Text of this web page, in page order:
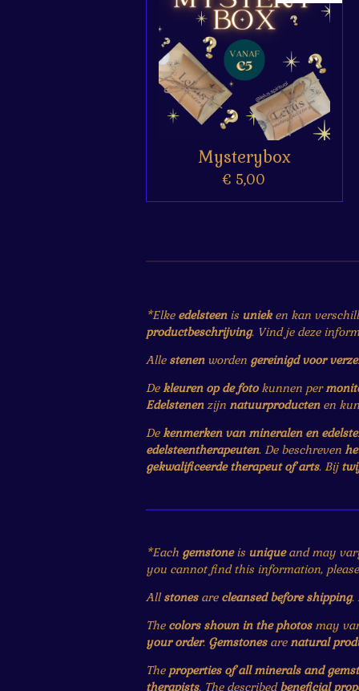
Mysterybox
€ 5,00
*Elke edelsteenis unieken kan
productbeschrijving. Vind je deze
Alle stenenworden gereinigd voor
Dekleuren op de fotokunnen per
Edelstenenzijn natuurproductenen
Dekenmerken van mineralen en
edelsteentherapeuten. De beschreven
gekwalificeerde therapeut of arts. Bij
*Each gemstoneis uniqueand may
you cannot find this information, please
Allstonesare cleansed before shipping.
The colors shown in the photosmay
your order. Gemstonesarenatural
The properties of all minerals and
therapists. The describedbeneficial